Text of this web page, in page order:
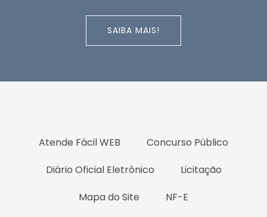
SAIBA MAIS!
Atende Fácil WEB
Concurso Público
Diário Oficial Eletrônico
Licitação
Mapa do Site
NF-E